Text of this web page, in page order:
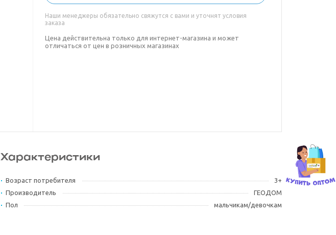
Наши менеджеры обязательно свяжутся с вами и уточнят условия
заказа
Цена действительна только для интернет-магазина и может
отличаться от цен в розничных магазинах
Характеристики
Возраст потребителя
3+
Производитель
ГЕОДОМ
Пол
мальчикам/девочкам